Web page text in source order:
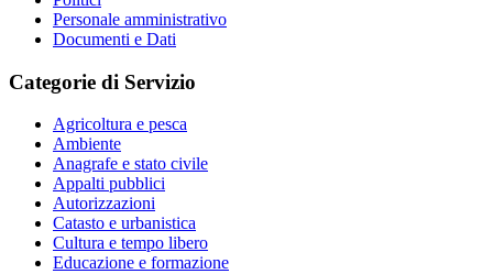
Personale amministrativo
Documenti e Dati
Categorie di Servizio
Agricoltura e pesca
Ambiente
Anagrafe e stato civile
Appalti pubblici
Autorizzazioni
Catasto e urbanistica
Cultura e tempo libero
Educazione e formazione